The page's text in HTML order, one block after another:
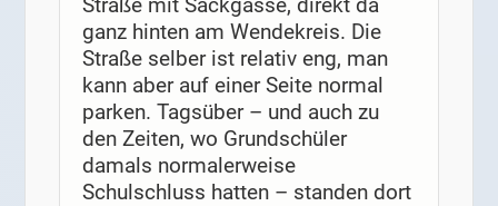
ganz hinten am Wendekreis. Die
Straße selber ist relativ eng, man
kann aber auf einer Seite normal
parken. Tagsüber – und auch zu
den Zeiten, wo Grundschüler
damals normalerweise
Schulschluss hatten – standen dort